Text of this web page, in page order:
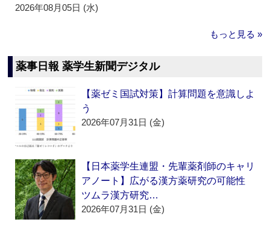
2026年08月05日 (水)
もっと見る »
薬事日報 薬学生新聞デジタル
【薬ゼミ国試対策】計算問題を意識しよ
う
2026年07月31日 (金)
【日本薬学生連盟・先輩薬剤師のキャリ
アノート】広がる漢方薬研究の可能性
ツムラ漢方研究…
2026年07月31日 (金)